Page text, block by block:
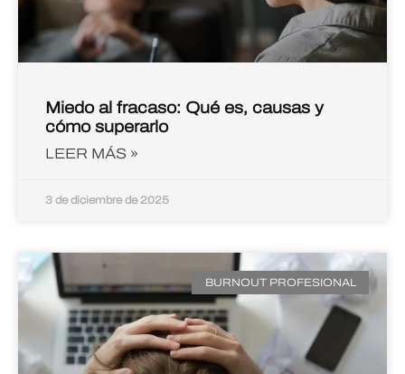
Miedo al fracaso: Qué es, causas y
cómo superarlo
LEER MÁS »
3 de diciembre de 2025
BURNOUT PROFESIONAL